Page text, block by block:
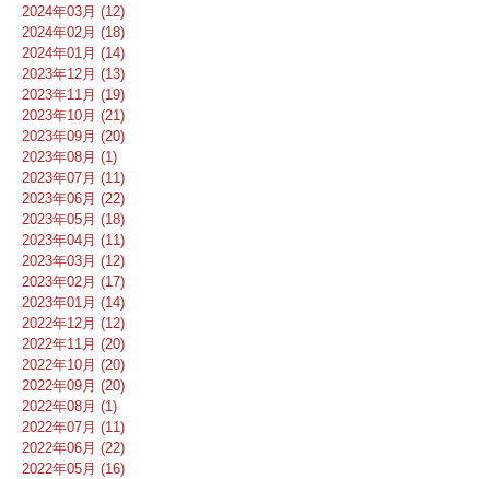
2024年03月 (12)
2024年02月 (18)
2024年01月 (14)
2023年12月 (13)
2023年11月 (19)
2023年10月 (21)
2023年09月 (20)
2023年08月 (1)
2023年07月 (11)
2023年06月 (22)
2023年05月 (18)
2023年04月 (11)
2023年03月 (12)
2023年02月 (17)
2023年01月 (14)
2022年12月 (12)
2022年11月 (20)
2022年10月 (20)
2022年09月 (20)
2022年08月 (1)
2022年07月 (11)
2022年06月 (22)
2022年05月 (16)